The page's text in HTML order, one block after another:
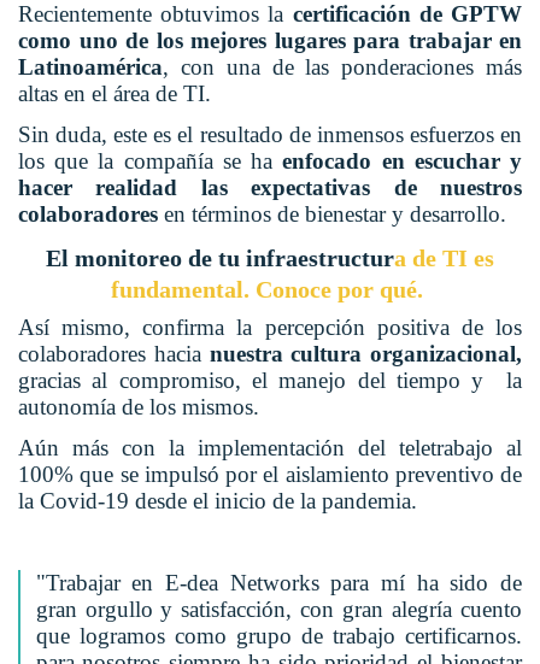
Recientemente obtuvimos la certificación de GPTW
como uno de los mejores lugares para trabajar en
Latinoamérica, con una de las ponderaciones más
altas en el área de TI.
Sin duda, este es el resultado de inmensos esfuerzos en
los que la compañía se haenfocado en escuchar y
hacer realidad las expectativas de nuestros
colaboradores en términos de bienestar y desarrollo.
El monitoreo de tu infraestructura de TI es
fundamental. Conoce por qué.
Así mismo, confirma la percepción positiva de los
colaboradores hacia nuestra cultura organizacional,
gracias al compromiso, el manejo del tiempo y la
autonomía de los mismos.
Aún más con la implementación del teletrabajo al
100% que se impulsó por el aislamiento preventivo de
la Covid-19 desde el inicio de la pandemia.
"Trabajar en E-dea Networks para mí ha sido de
gran orgullo y satisfacción, con gran alegría cuento
que logramos como grupo de trabajo certificarnos.